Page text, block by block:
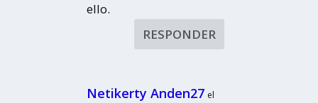
ello.
RESPONDER
Netikerty Anden27 el